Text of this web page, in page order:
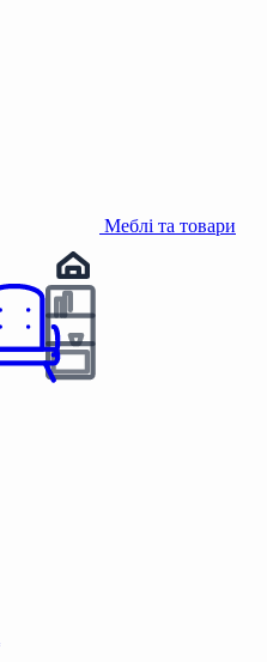
Меблі та товари